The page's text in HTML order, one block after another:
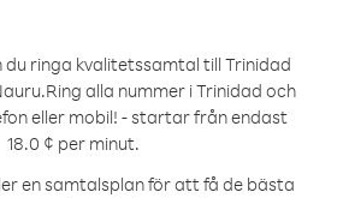
du ringa kvalitetssamtal till Trinidad
Ring alla nummer i Trinidad och
eller mobil! - startar från endast
18.0 ¢ per minut.
en samtalsplan för att få de bästa